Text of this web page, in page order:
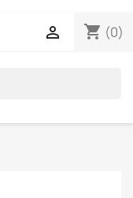
shopping_cart (0)
